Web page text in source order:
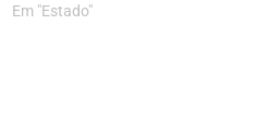
Em "Estado"